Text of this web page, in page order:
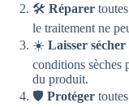
🛠️ Réparer
le traitement ne
☀️ Laisser sécher
conditions sèches
du produit.
🛡️ Protéger